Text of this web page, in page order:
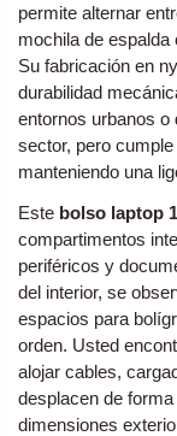
permite alternar
mochila de espalda
Su fabricación en
durabilidad
entornos urbanos
sector, pero
manteniendo una
Este bolso laptop
compartimentos
periféricos y
del interior, se
espacios para
orden. Usted
alojar cables,
desplacen de
dimensiones